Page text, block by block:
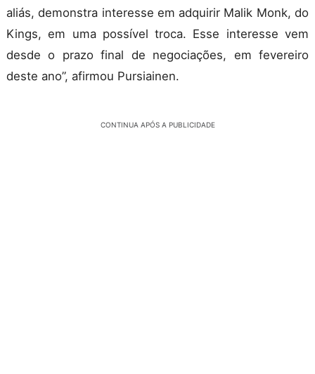
aliás, demonstra interesse em adquirir Malik Monk, do
Kings, em uma possível troca. Esse interesse vem
desde o prazo final de negociações, em fevereiro
deste ano”, afirmou Pursiainen.
CONTINUA APÓS A PUBLICIDADE